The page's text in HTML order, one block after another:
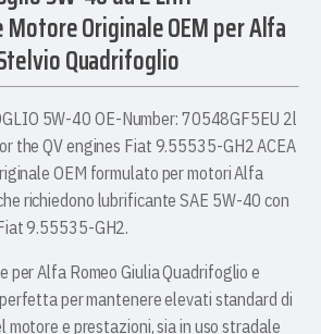
Originale OEM per Alfa
Quadrifoglio
5W-40 OE-Number: 70548GF5EU 2l
the QV engines Fiat 9.55535-GH2 ACEA
OEM formulato per motori Alfa
richiedono lubrificante SAE 5W-40 con
9.55535-GH2.
per Alfa Romeo Giulia Quadrifoglio e
per mantenere elevati standard di
motore e prestazioni, sia in uso stradale